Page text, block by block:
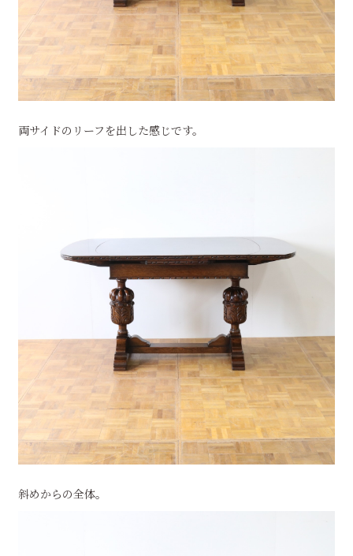
両サイドのリーフを出した感じです。
斜めからの全体。